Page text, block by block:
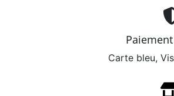
Carte bleu,